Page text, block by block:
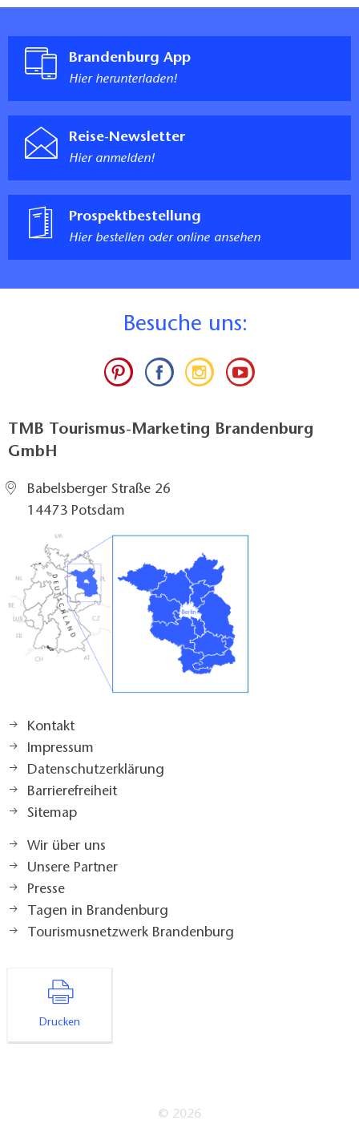
Brandenburg App
Hier herunterladen!
Reise-Newsletter
Hier anmelden!
Prospektbestellung
Hier bestellen oder online ansehen
Besuche uns:
TMB Tourismus-Marketing Brandenburg
GmbH
Babelsberger Straße 26
14473 Potsdam
Kontakt
Impressum
Datenschutzerklärung
Barrierefreiheit
Sitemap
Wir über uns
Unsere Partner
Presse
Tagen in Brandenburg
Tourismusnetzwerk Brandenburg
Drucken
© 2026